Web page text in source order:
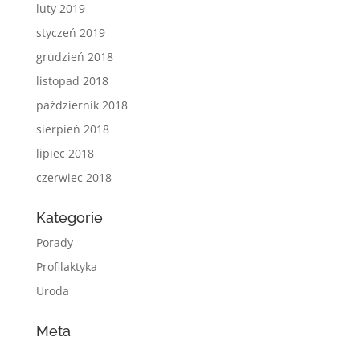
luty 2019
styczeń 2019
grudzień 2018
listopad 2018
październik 2018
sierpień 2018
lipiec 2018
czerwiec 2018
Kategorie
Porady
Profilaktyka
Uroda
Meta